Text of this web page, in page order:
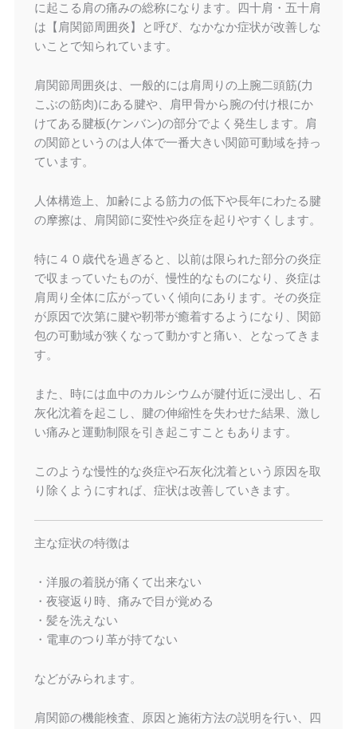
に起こる肩の痛みの総称になります。四十肩・五十肩
は【肩関節周囲炎】と呼び、なかなか症状が改善しな
いことで知られています。
肩関節周囲炎は、一般的には肩周りの上腕二頭筋(力
こぶの筋肉)にある腱や、肩甲骨から腕の付け根にか
けてある腱板(ケンバン)の部分でよく発生します。肩
の関節というのは人体で一番大きい関節可動域を持っ
ています。
人体構造上、加齢による筋力の低下や長年にわたる腱
の摩擦は、肩関節に変性や炎症を起りやすくします。
特に４０歳代を過ぎると、以前は限られた部分の炎症
で収まっていたものが、慢性的なものになり、炎症は
肩周り全体に広がっていく傾向にあります。その炎症
が原因で次第に腱や靭帯が癒着するようになり、関節
包の可動域が狭くなって動かすと痛い、となってきま
す。
また、時には血中のカルシウムが腱付近に浸出し、石
灰化沈着を起こし、腱の伸縮性を失わせた結果、激し
い痛みと運動制限を引き起こすこともあります。
このような慢性的な炎症や石灰化沈着という原因を取
り除くようにすれば、症状は改善していきます。
主な症状の特徴は
・洋服の着脱が痛くて出来ない
・夜寝返り時、痛みで目が覚める
・髪を洗えない
・電車のつり革が持てない
などがみられます。
肩関節の機能検査、原因と施術方法の説明を行い、四